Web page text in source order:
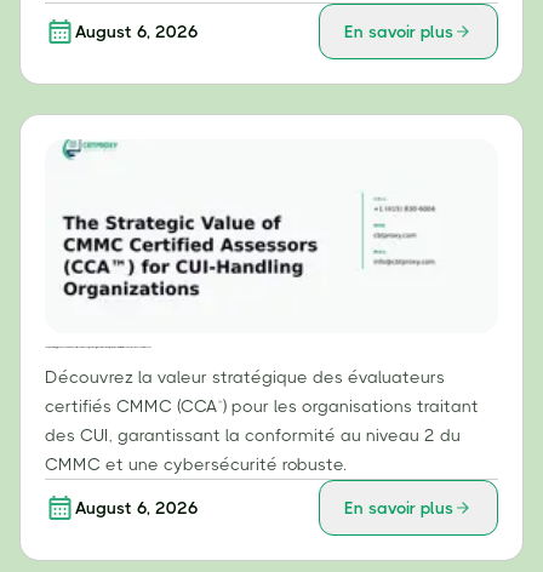
August 6, 2026 En savoir plus
Découvrez la valeur stratégique des évaluateurs
certifiés CMMC (CCA™) pour les organisations traitant
des CUI, garantissant la conformité au niveau 2 du
CMMC et une cybersécurité robuste.
August 6, 2026 En savoir plus